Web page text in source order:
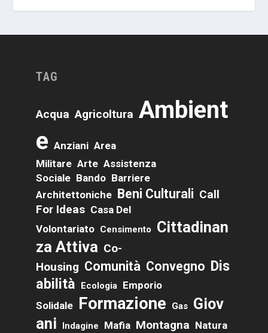
TAG
Acqua Agricoltura Ambient
E Anziani Area
Militare Arte Assistenza
Sociale Bando Barriere
Architettoniche Beni Culturali Call
For Ideas Casa Del
Volontariato Censimento
Cittadinan
Za Attiva Co-
Housing Comunità Convegno Dis
Abilità
Ecologia Emporio
Solidale Formazione Gas Giov
Ani
Indagine Mafia Montagna Natura